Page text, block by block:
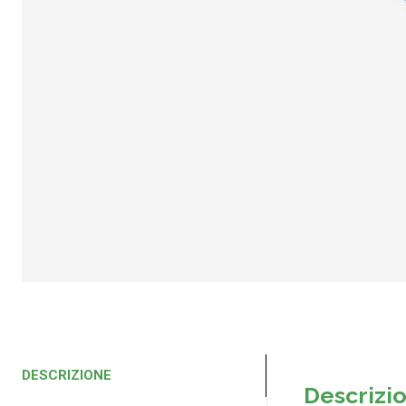
DESCRIZIONE